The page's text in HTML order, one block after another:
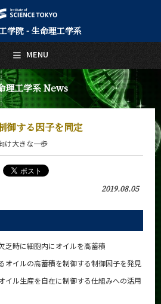
学院 - 生命理工学系
理工学系 News
御する因子を同定
け大きな一歩
2019.08.05
乏時に細胞内にオイルを高蓄積
オイルの高蓄積を制御する制御因子を発見
イル生産を自在に制御する仕組みへの活用
MENU
English